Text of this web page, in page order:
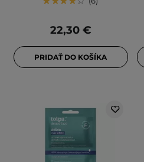
22,30 €
PRIDAŤ DO KOŠÍKA